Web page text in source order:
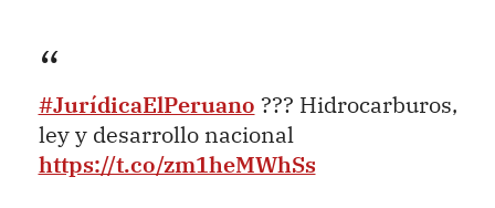
#JurídicaElPeruano ??? Hidrocarburos,
ley y desarrollo nacional
https://t.co/zm1heMWhSs